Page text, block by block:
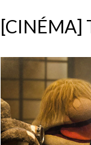
[CINÉMA]